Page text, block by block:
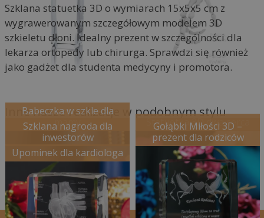
Szklana statuetka 3D o wymiarach 15x5x5 cm z
wygrawerowanym szczegółowym modelem 3D
szkieletu dłoni. Idealny prezent w szczególności dla
lekarza ortopedy lub chirurga. Sprawdzi się również
jako gadżet dla studenta medycyny i promotora.
Inne nasze realizacje w podobnym stylu
Babeczka w szkle dla
mamy
Statuetka 3D dwa serca
Szklana nagroda dla
inwestorów
Gołąbki Miłości 3D –
prezent dla rodziców
Upominek dla kardiologa